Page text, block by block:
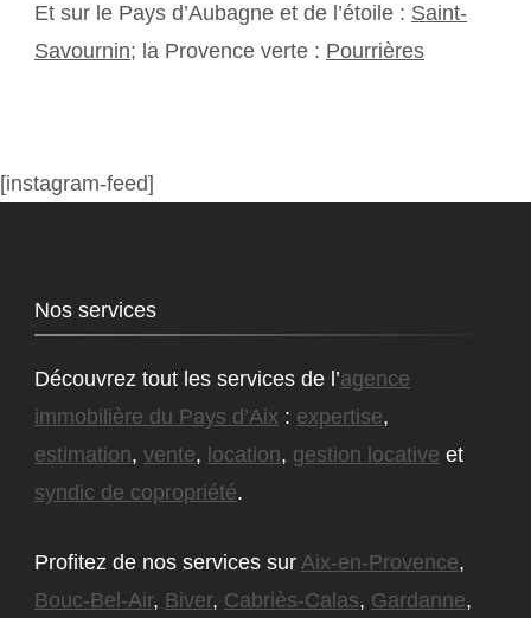
Et sur le Pays d’Aubagne et de l’étoile : Saint-
Savournin; la Provence verte : Pourrières
[instagram-feed]
Nos services
Découvrez tout les services de l’agence
immobilière du Pays d’Aix : expertise,
estimation, vente, location, gestion locative et
syndic de copropriété.
Profitez de nos services sur Aix-en-Provence,
Bouc-Bel-Air, Biver, Cabriès-Calas, Gardanne,